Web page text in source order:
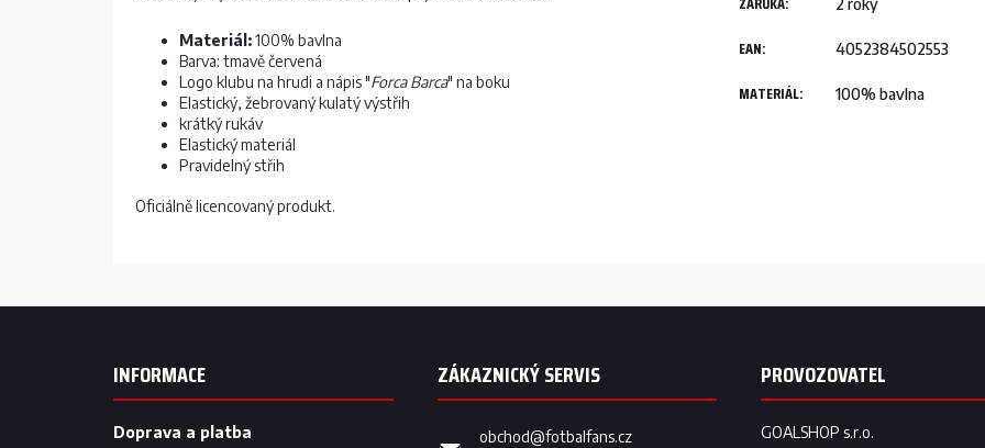
Materiál:100% bavlna
Barva: tmavě červená
Logo klubu na hrudi a nápis "Forca Barca" na boku
Elastický, žebrovaný kulatý výstřih
krátký rukáv
Elastický materiál
Pravidelný střih
Oficiálně licencovaný produkt.
2 roky
EAN: 4052384502553
MATERIÁL: 100% bavlna
Z
INFORMACE
Doprava a platba
obchod@fotbalfans.cz